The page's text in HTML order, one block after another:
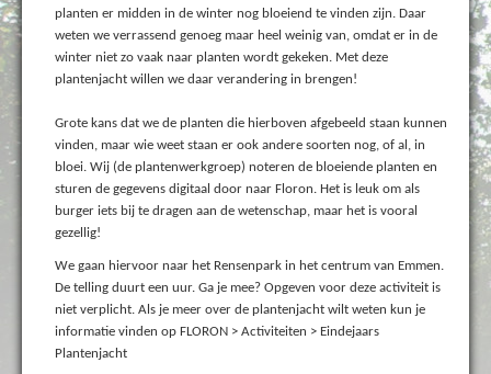
planten er midden in de winter nog bloeiend te vinden zijn. Daar
weten we verrassend genoeg maar heel weinig van, omdat er in de
winter niet zo vaak naar planten wordt gekeken. Met deze
plantenjacht willen we daar verandering in brengen!
Grote kans dat we de planten die hierboven afgebeeld staan kunnen
vinden, maar wie weet staan er ook andere soorten nog, of al, in
bloei. Wij (de plantenwerkgroep) noteren de bloeiende planten en
sturen de gegevens digitaal door naar Floron. Het is leuk om als
burger iets bij te dragen aan de wetenschap, maar het is vooral
gezellig!
We gaan hiervoor naar het Rensenpark in het centrum van Emmen.
De telling duurt een uur. Ga je mee? Opgeven voor deze activiteit is
niet verplicht. Als je meer over de plantenjacht wilt weten kun je
informatie vinden op FLORON > Activiteiten > Eindejaars
Plantenjacht